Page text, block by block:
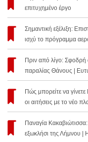
επιτυχημένο έργο
Σημαντική εξέλιξη:
ισχύ το πρόγραμμα
Πριν από λίγο:
παραλίας Θάνους |
Πώς μπορείτε να
οι αιτήσεις με το νέο
Παναγία
εξωκλήσι της Λήμνου |